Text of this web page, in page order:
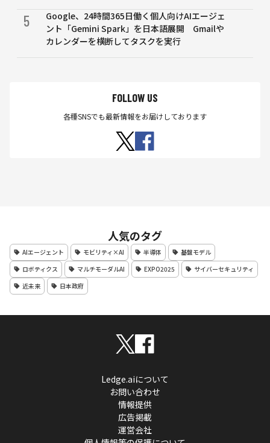
5
Google、24時間365日働く個人向けAIエージェ
ント「Gemini Spark」を日本語展開 Gmailや
カレンダーを横断してタスクを実行
FOLLOW US
各種SNSでも最新情報をお届けしております
人気のタグ
AIエージェント モビリティ×AI 半導体
基盤モデル
ロボティクス
マルチモーダルAI EXPO2025
サイバーセキュリティ
近未来
日本政府
Ledge.aiについて
お問い合わせ
情報提供
広告掲載
運営会社